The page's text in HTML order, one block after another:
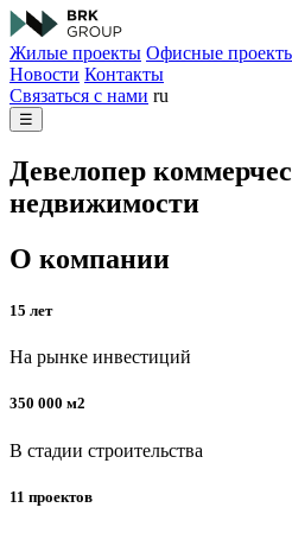
Жилые проекты Офисные
Новости Контакты
Связаться с нами ru
☰
Девелопер
недвижимости
О компании
15 лет
На рынке инвестиций
350 000 м2
В стадии строительства
11 проектов